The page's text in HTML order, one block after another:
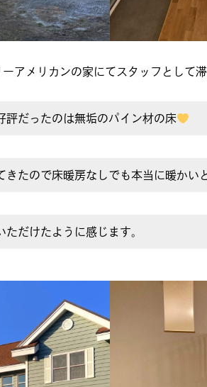
アメリカンの家にてスタッフとして滞
評だったのは無垢のパイン材の床
きたので床暖房なしでも本当に暖かい
ただけたように感じます。